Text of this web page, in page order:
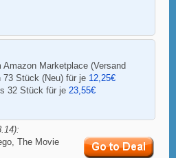
Amazon Marketplace (Versand
73 Stück (Neu) für je 12,25€
32 Stück für je 23,55€
The Movie